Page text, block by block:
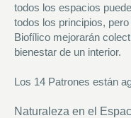
todos los espacios
todos los principios,
Biofílico mejorarán
bienestar de un interior.
Los 14 Patrones están
Naturaleza en el